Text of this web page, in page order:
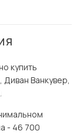
купить
Ванкувер,
- 46 700